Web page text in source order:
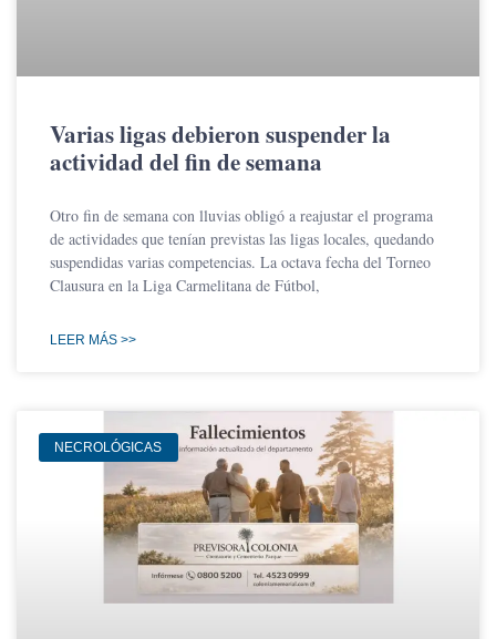
Varias ligas debieron suspender la
actividad del fin de semana
Otro fin de semana con lluvias obligó a reajustar el programa
de actividades que tenían previstas las ligas locales, quedando
suspendidas varias competencias. La octava fecha del Torneo
Clausura en la Liga Carmelitana de Fútbol,
LEER MÁS >>
NECROLÓGICAS